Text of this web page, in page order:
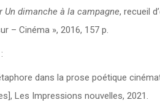
Un dimanche à la campagne, recueil
– Cinéma », 2016, 157 p.
dans la prose poétique
Les Impressions nouvelles, 2021.